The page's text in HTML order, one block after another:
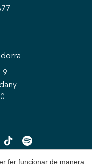
9
fer funcionar de manera